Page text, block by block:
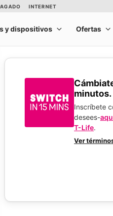
minutos.
Inscríbete
desees-
T-Life.
Ver